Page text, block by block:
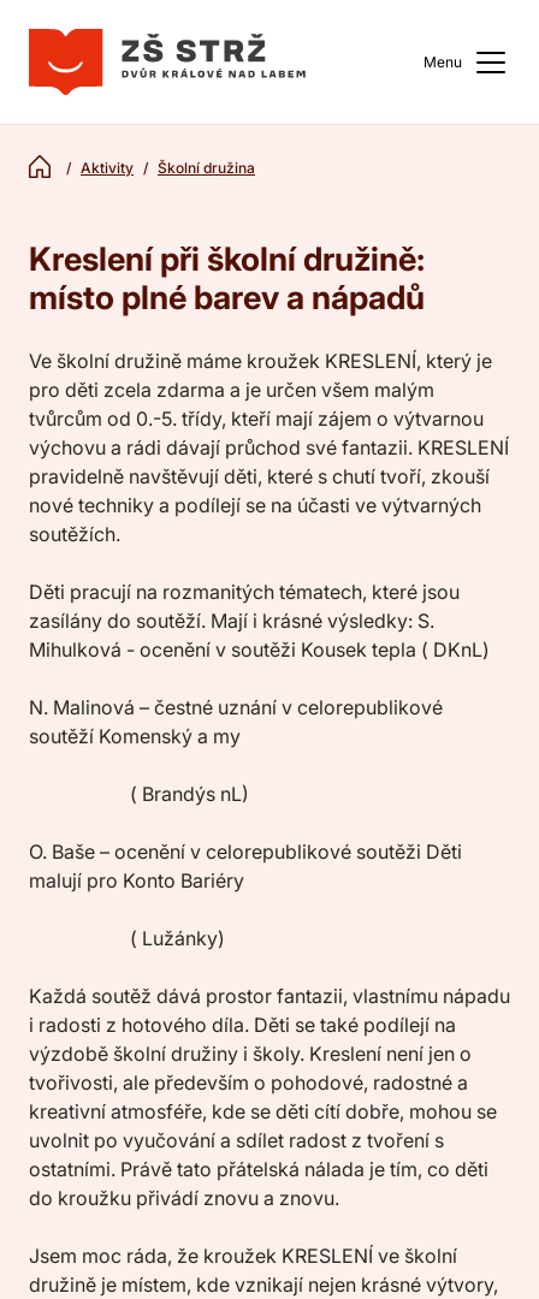
Menu
Aktivity Školní družina
Kreslení při školní družině:
místo plné barev a nápadů
Ve školní družině máme kroužek KRESLENÍ, který je
pro děti zcela zdarma a je určen všem malým
tvůrcům od 0.-5. třídy, kteří mají zájem o výtvarnou
výchovu a rádi dávají průchod své fantazii. KRESLENÍ
pravidelně navštěvují děti, které s chutí tvoří, zkouší
nové techniky a podílejí se na účasti ve výtvarných
soutěžích.
Děti pracují na rozmanitých tématech, které jsou
zasílány do soutěží. Mají i krásné výsledky: S.
Mihulková - ocenění v soutěži Kousek tepla ( DKnL)
N. Malinová – čestné uznání v celorepublikové
soutěží Komenský a my
( Brandýs nL)
O. Baše – ocenění v celorepublikové soutěži Děti
malují pro Konto Bariéry
( Lužánky)
Každá soutěž dává prostor fantazii, vlastnímu nápadu
i radosti z hotového díla. Děti se také podílejí na
výzdobě školní družiny i školy. Kreslení není jen o
tvořivosti, ale především o pohodové, radostné a
kreativní atmosféře, kde se děti cítí dobře, mohou se
uvolnit po vyučování a sdílet radost z tvoření s
ostatními. Právě tato přátelská nálada je tím, co děti
do kroužku přivádí znovu a znovu.
Jsem moc ráda, že kroužek KRESLENÍ ve školní
družině je místem, kde vznikají nejen krásné výtvory,